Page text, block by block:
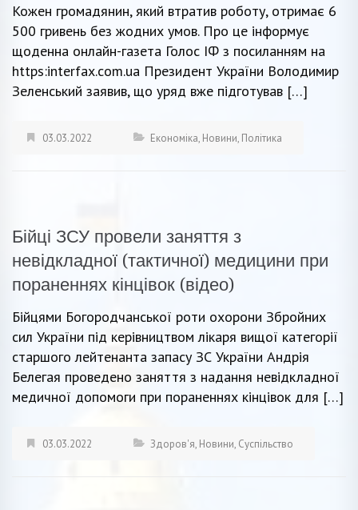
Кожен громадянин, який втратив роботу, отримає 6
500 гривень без жодних умов. Про це інформує
щоденна онлайн-газета Голос ІФ з посиланням на
https:interfax.com.ua Президент України Володимир
Зеленський заявив, що уряд вже підготував […]
03.03.2022 Економіка, Новини, Політика
Бійці ЗСУ провели заняття з
невідкладної (тактичної) медицини при
пораненнях кінцівок (відео)
Бійцями Богородчанської роти охорони Збройних
сил України під керівництвом лікаря вищої категорії
старшого лейтенанта запасу ЗС України Андрія
Белегая проведено заняття з надання невідкладної
медичної допомоги при пораненнях кінцівок для […]
03.03.2022 Здоров'я, Новини, Суспільство